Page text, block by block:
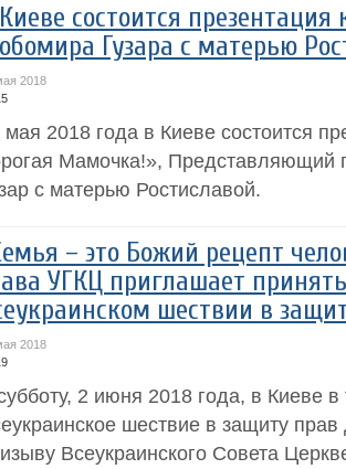
состоится презентация
Гузара с матерью
2018
мая 2018 года в Киеве состоится
Мамочка!», Представляющий
с матерью Ростиславой.
– это Божий рецепт
УГКЦ приглашает
шествии в
2018
2 июня 2018 года, в Киеве в
шествие в защиту
Всеукраинского Совета